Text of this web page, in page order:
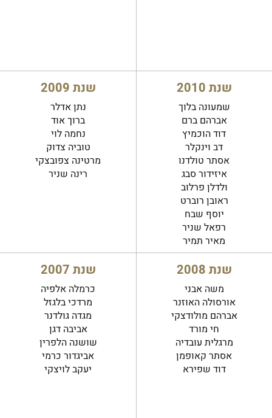
שנת 2010
שמעונה בלוך
אברהם ברם
דוד הוכמיץ
דב וינקלר
אסתר טולדנו
איזידור סבג
ולדלן פרלוב
ראובן רוברט
יוסף שבח
רפאל שניר
מאיר תמיר
שנת 2009
נתן אדלר
ברוך אוד
נחמה לוי
טוביה צדוק
מרטינה צפובצקי
רינה שניר
שנת 2008
משה אבני
אורסולה האוזנר
אברהם מולודצקי
חי מורד
מרגלית עובדיה
אסתר קאופמן
דוד שפירא
שנת 2007
כרמלה אלפיה
מרדכי בלגזל
מגדה גולדנר
אביבה דגן
שושנה הלפרין
אביגדור כרמי
יעקב לויצקי